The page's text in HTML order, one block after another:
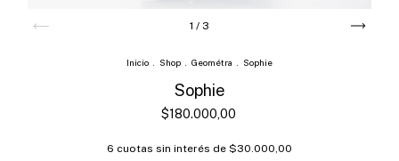
1 / 3
Inicio Shop Geométra Sophie
Sophie
$180.000,00
6 cuotas sin interés de $30.000,00